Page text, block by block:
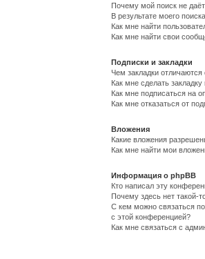
Почему мой поиск не даёт
В результате моего
Как мне найти
Как мне найти свои
Подписки и закладки
Чем закладки отличаются
Как мне сделать
Как мне подписаться на
Как мне отказаться от
Вложения
Какие вложения
Как мне найти мои
Информация о phpBB
Кто написал эту
Почему здесь нет такой-
С кем можно связаться
с этой конференцией?
Как мне связаться с